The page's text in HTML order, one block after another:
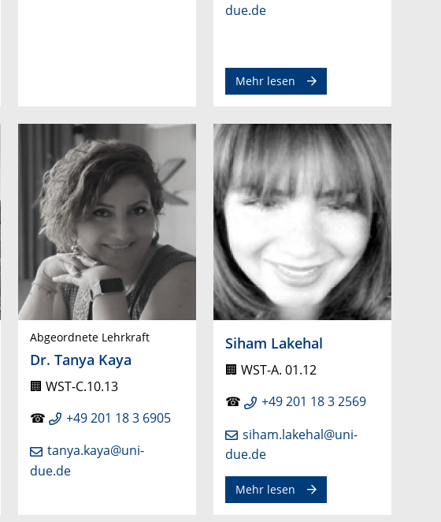
due.de
Mehr lesen
Abgeordnete Lehrkraft
Dr. Tanya Kaya
🏢 WST-C.10.13
☎
+49 201 18 3 6905
tanya.kaya@uni-
due.de
Siham Lakehal
🏢 WST-A. 01.12
☎
+49 201 18 3 2569
siham.lakehal@uni-
due.de
Mehr lesen